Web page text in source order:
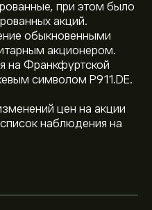
при этом было
акций.
обыкновенными
акционером.
на Франкфуртской
символом P911.DE.
цен на акции
список наблюдения на
составляет 43.31‎€‎.
на eToro, чтобы
и целевые цены от
по акции
рыночных тенденциях,
росте.
для будущих
AG — это (Данные